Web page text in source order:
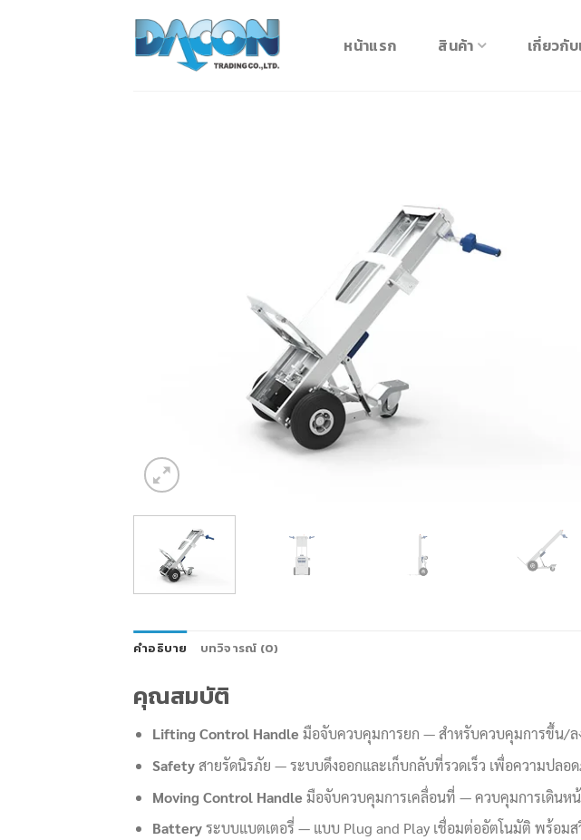
หน้าแรก สินค้า เกี่ยวกับ
คำอธิบาย บทวิจารณ์ (0)
คุณสมบัติ
Lifting Control Handle มือจับควบคุมการยก — สำหรับควบคุมการขึ้น/ล
Safetyสายรัดนิรภัย — ระบบดึงออกและเก็บกลับที่รวดเร็ว เพื่อความปลอ
Moving Control Handle มือจับควบคุมการเคลื่อนที่ — ควบคุมการเดินห
Batteryระบบแบตเตอรี่ — แบบ Plug and Play เชื่อมต่ออัตโนมัติ พร้อม